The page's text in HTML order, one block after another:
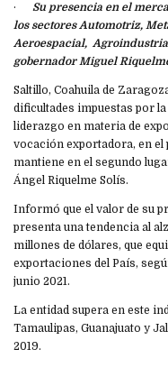
· Su presencia en el
los sectores Automotriz,
Aeroespacial,
gobernador Miguel
Saltillo, Coahuila de
dificultades impuestas por
liderazgo en materia de
vocación exportadora, en
mantiene en el segundo
Ángel Riquelme Solís.
Informó que el valor de su
presenta una tendencia al
millones de dólares, que
exportaciones del País,
junio 2021.
La entidad supera en este
Tamaulipas, Guanajuato y
2019.